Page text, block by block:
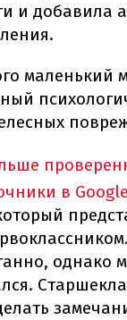
и добавила
маленький
в Google
однако